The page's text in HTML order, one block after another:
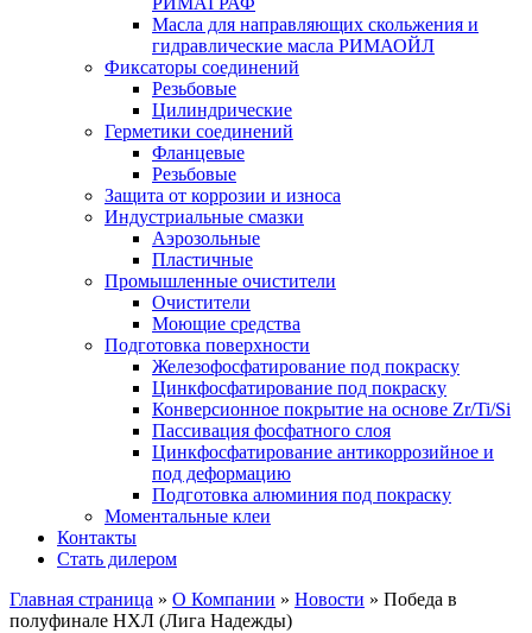
Масла для направляющих скольжения и
гидравлические масла РИМАОЙЛ
Фиксаторы соединений
Резьбовые
Цилиндрические
Герметики соединений
Фланцевые
Резьбовые
Защита от коррозии и износа
Индустриальные смазки
Аэрозольные
Пластичные
Промышленные очистители
Очистители
Моющие средства
Подготовка поверхности
Железофосфатирование под покраску
Цинкфосфатирование под покраску
Конверсионное покрытие на основе Zr/Ti/Si
Пассивация фосфатного слоя
Цинкфосфатирование антикоррозийное и
под деформацию
Подготовка алюминия под покраску
Моментальные клеи
Контакты
Стать дилером
Главная страница » О Компании » Новости » Победа в
полуфинале НХЛ (Лига Надежды)